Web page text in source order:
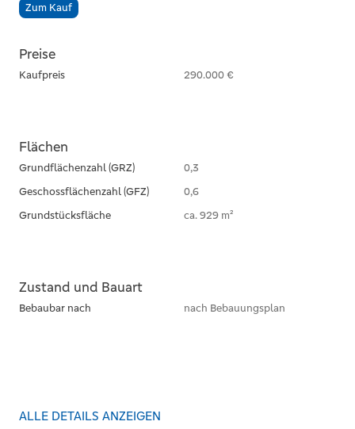
Zum Kauf
Preise
Kaufpreis 290.000 €
Flächen
Grundflächenzahl (GRZ)
0,3
Geschossflächenzahl (GFZ)
0,6
Grundstücksfläche
ca. 929 m²
Zustand und Bauart
Bebaubar nach nach Bebauungsplan
ALLE DETAILS ANZEIGEN